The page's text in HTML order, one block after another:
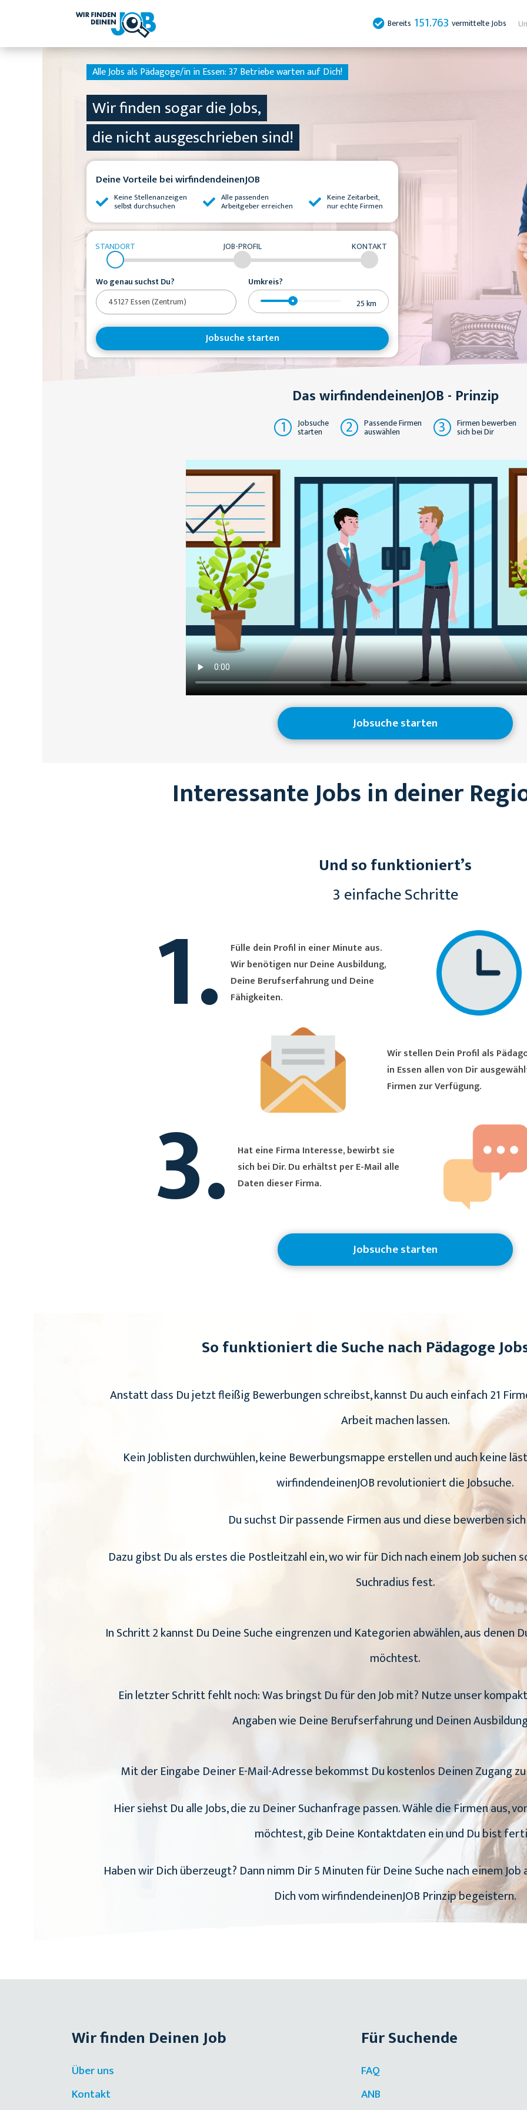
Bereits 151.763 vermittelte Jobs
Alle Jobs als Pädagoge/in in Essen:37 Betriebe warten auf Dich!
Wir finden sogar die Jobs,
die nicht ausgeschrieben sind!
Deine Vorteile bei wirfindendeinenJOB
Keine Stellenanzeigen
selbst durchsuchen
Alle passenden
Arbeitgeber erreichen
Keine Zeitarbeit,
nur echte Firmen
STANDORT JOB-PROFIL KONTAKT
Wo genau suchst Du?
Umkreis?
25km
Jobsuche starten
Das wirfindendeinenJOB - Prinzip
1
Jobsuche
starten 2 Passende Firmen
auswählen 3 Firmen bewerben
sich bei Dir
Jobsuche starten
Interessante Jobs in deiner
Und so funktioniert’s
3 einfache Schritte
1.
Fülle dein Profil in einer Minute aus.
Wir benötigen nur Deine Ausbildung,
Deine Berufserfahrung und Deine
Fähigkeiten.
Wir stellen Dein Profil als Pädagoge/in
in Essen allen von Dir ausgewählten
Firmen zur Verfügung.
3.
Hat eine Firma Interesse, bewirbt sie
sich bei Dir. Du erhältst per E-Mail alle
Daten dieser Firma.
Jobsuche starten
So funktioniert die Suche nach Pädagoge
Anstatt dass Du jetzt fleißig Bewerbungen schreibst, kannst Du auch einfach 21
Arbeit machen lassen.
Kein Joblisten durchwühlen, keine Bewerbungsmappe erstellen und auch keine
wirfindendeinenJOB revolutioniert die Jobsuche.
Du suchst Dir passende Firmen aus und diese bewerben
Dazu gibst Du als erstes die Postleitzahl ein, wo wir für Dich nach einem Job suchen
Suchradius fest.
In Schritt 2 kannst Du Deine Suche eingrenzen und Kategorien abwählen, aus denen
möchtest.
Ein letzter Schritt fehlt noch: Was bringst Du für den Job mit? Nutze unser
Angaben wie Deine Berufserfahrung und Deinen
Mit der Eingabe Deiner E-Mail-Adresse bekommst Du kostenlos Deinen Zugang
Hier siehst Du alle Jobs, die zu Deiner Suchanfrage passen. Wähle die Firmen aus,
möchtest, gib Deine Kontaktdaten ein und Du bist
Haben wir Dich überzeugt? Dann nimm Dir 5 Minuten für Deine Suche nach einem
Dich vom wirfindendeinenJOB Prinzip begeistern.
Wir finden Deinen Job
Über uns
Kontakt
Für Suchende
FAQ
ANB